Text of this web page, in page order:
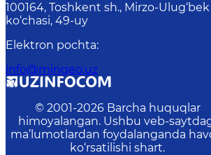
100164, Toshkent sh., Mirzo-
ko‘chasi, 49-uy
Elektron pochta:
info@mingeo.uz
© 2001-2026 Barcha huquqlar
himoyalangan. Ushbu veb-
ma’lumotlardan foydalanganda
ko‘rsatilishi shart.